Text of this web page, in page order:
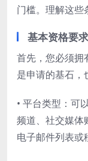
门槛。理解这些
基本资格要求
首先，您必须拥
是申请的基石，
• 平台类型：可
频道、社交媒体
电子邮件列表或